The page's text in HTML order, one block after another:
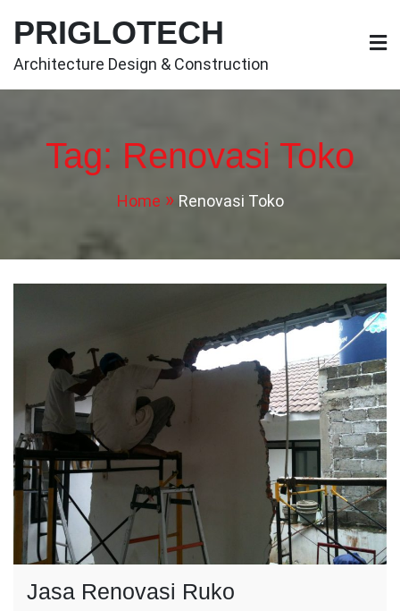
content
PRIGLOTECH
Architecture Design & Construction
Tag: Renovasi Toko
Home Renovasi Toko
Jasa Renovasi Ruko